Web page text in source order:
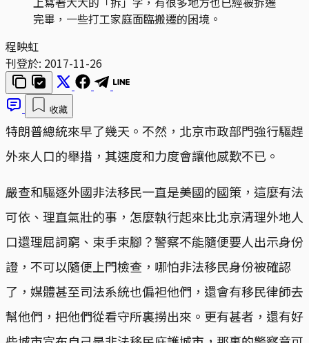
完畢，一些打工家庭面臨搬遷的困境。
程映虹
刊登於: 2017-11-26
收藏
特朗普總統來早了幾天。不然，北京市政部門強行驅趕
外來人口的舉措，其速度和力度會讓他感歎不已。
嚴查和驅逐外國非法移民一直是美國的國策，這麼有法
可依、理直氣壯的事，怎麼執行起來比北京清理外地人
口還理屈詞窮、束手束腳？警察不能隨便要人出示身份
證，不可以隨便上門檢查，哪怕非法移民身份被確認
了，媒體甚至司法系統也偏袒他們，還會有移民律師去
幫他們，把他們從看守所裏撈出來。更有甚者，還有好